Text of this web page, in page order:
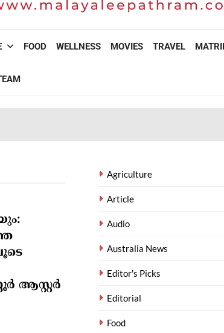
FOOD WELLNESS MOVIES TRAVEL
Agriculture
Article
Audio
Australia News
Editor's Picks
Editorial
Food
ആസ്റ്റർ